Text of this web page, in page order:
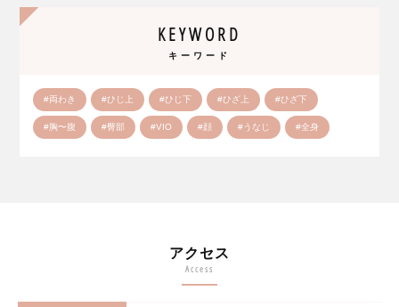
KEYWORD
キーワード
#両わき #ひじ上 #ひじ下 #ひざ上 #ひざ下
#胸〜腹 #臀部 #VIO #顔 #うなじ #全身
アクセス
Access